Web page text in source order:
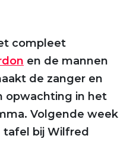
Mail
via link
compleet
en de mannen
de zanger en
opwachting in het
Volgende week
tafel bij Wilfred